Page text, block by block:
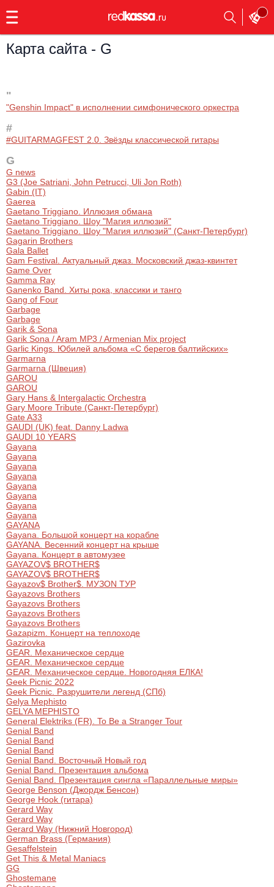
Контакты
Выбрать другой город
23:00
Rap, hip-hop, RnB
Панк
Концерты на теплоходе
Поп и эстрада
Альтернатива
Классическая музыка
Круиз Фест
Open-air на ВДНХ
Джаз и блюз
Этно, фолк, кантри
Рок
Шансон, романс, авторская песня
Металл
Все события
Все события
Поэтический вечер
Опера
Известные актёры
Комедия
Творческий вечер
Мюзикл, оперетта
Балет
Драма
Музыкальный спектакль
Спектакль
Иммерсивный спектакль
Все события
Другое для детей
Детский концерт
Детский спектакль
Детское шоу
Детский мюзикл
Все события
Все события
Карта сайта - G
"
"Genshin Impact" в исполнении симфонического оркестра
#
#GUITARMAGFEST 2.0. Звёзды классической гитары
G
G news
G3 (Joe Satriani, John Petrucci, Uli Jon Roth)
Gabin (IT)
Gaerea
Gaetano Triggiano. Иллюзия обмана
Gaetano Triggiano. Шоу "Магия иллюзий"
Gaetano Triggiano. Шоу "Магия иллюзий" (Санкт-Петербург)
Gagarin Brothers
Gala Ballet
Gam Festival. Актуальный джаз. Московский джаз-квинтет
Game Over
Gamma Ray
Ganenko Band. Хиты рока, классики и танго
Gang of Four
Garbage
Garbage
Garik & Sona
Garik Sona / Aram MP3 / Armenian Mix project
Garlic Kings. Юбилей альбома «С берегов балтийских»
Garmarna
Garmarna (Швеция)
GAROU
GAROU
Gary Hans & Intergalactic Orchestra
Gary Moore Tribute (Санкт-Петербург)
Gate A33
GAUDI (UK) feat. Danny Ladwa
GAUDI 10 YEARS
Gayana
Gayana
Gayana
Gayana
Gayana
Gayana
Gayana
Gayana
GAYANA
Gayana. Большой концерт на корабле
GAYANA. Весенний концерт на крыше
Gayana. Концерт в автомузее
GAYAZOV$ BROTHER$
GAYAZOV$ BROTHER$
Gayazov$ Brother$. МУЗОN ТУР
Gayazovs Brothers
Gayazovs Brothers
Gayazovs Brothers
Gayazovs Brothers
Gazapizm. Концерт на теплоходе
Gazirovka
GEAR. Механическое сердце
GEAR. Механическое сердце
GEAR. Механическое сердце. Новогодняя ЕЛКА!
Geek Picnic 2022
Geek Picnic. Разрушители легенд (СПб)
Gelya Mephisto
GELYA MEPHISTO
General Elektriks (FR). To Be a Stranger Tour
Genial Band
Genial Band
Genial Band
Genial Band. Восточный Новый год
Genial Band. Презентация альбома
Genial Band. Презентация сингла «Параллельные миры»
George Benson (Джордж Бенсон)
George Hook (гитара)
Gerard Way
Gerard Way
Gerard Way (Нижний Новгород)
German Brass (Германия)
Gesaffelstein
Get This & Metal Maniacs
GG
Ghostemane